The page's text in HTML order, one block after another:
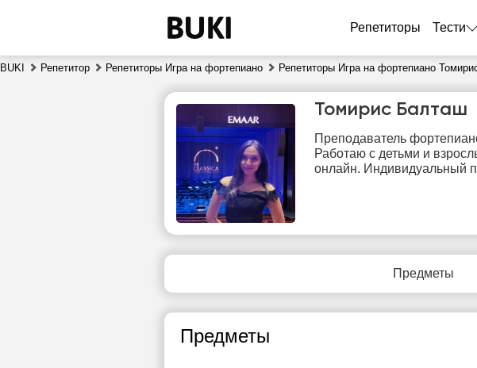
Репетиторы Тести
BUKI Репетитор Репетиторы Игра на фортепиано Репетиторы Игра на фортепиано
Томирис Балташ
Преподаватель
Работаю с детьми и
онлайн. Индивидуальный
Предметы
Предметы
пт
7
8
9
свободных
свободных
Нет